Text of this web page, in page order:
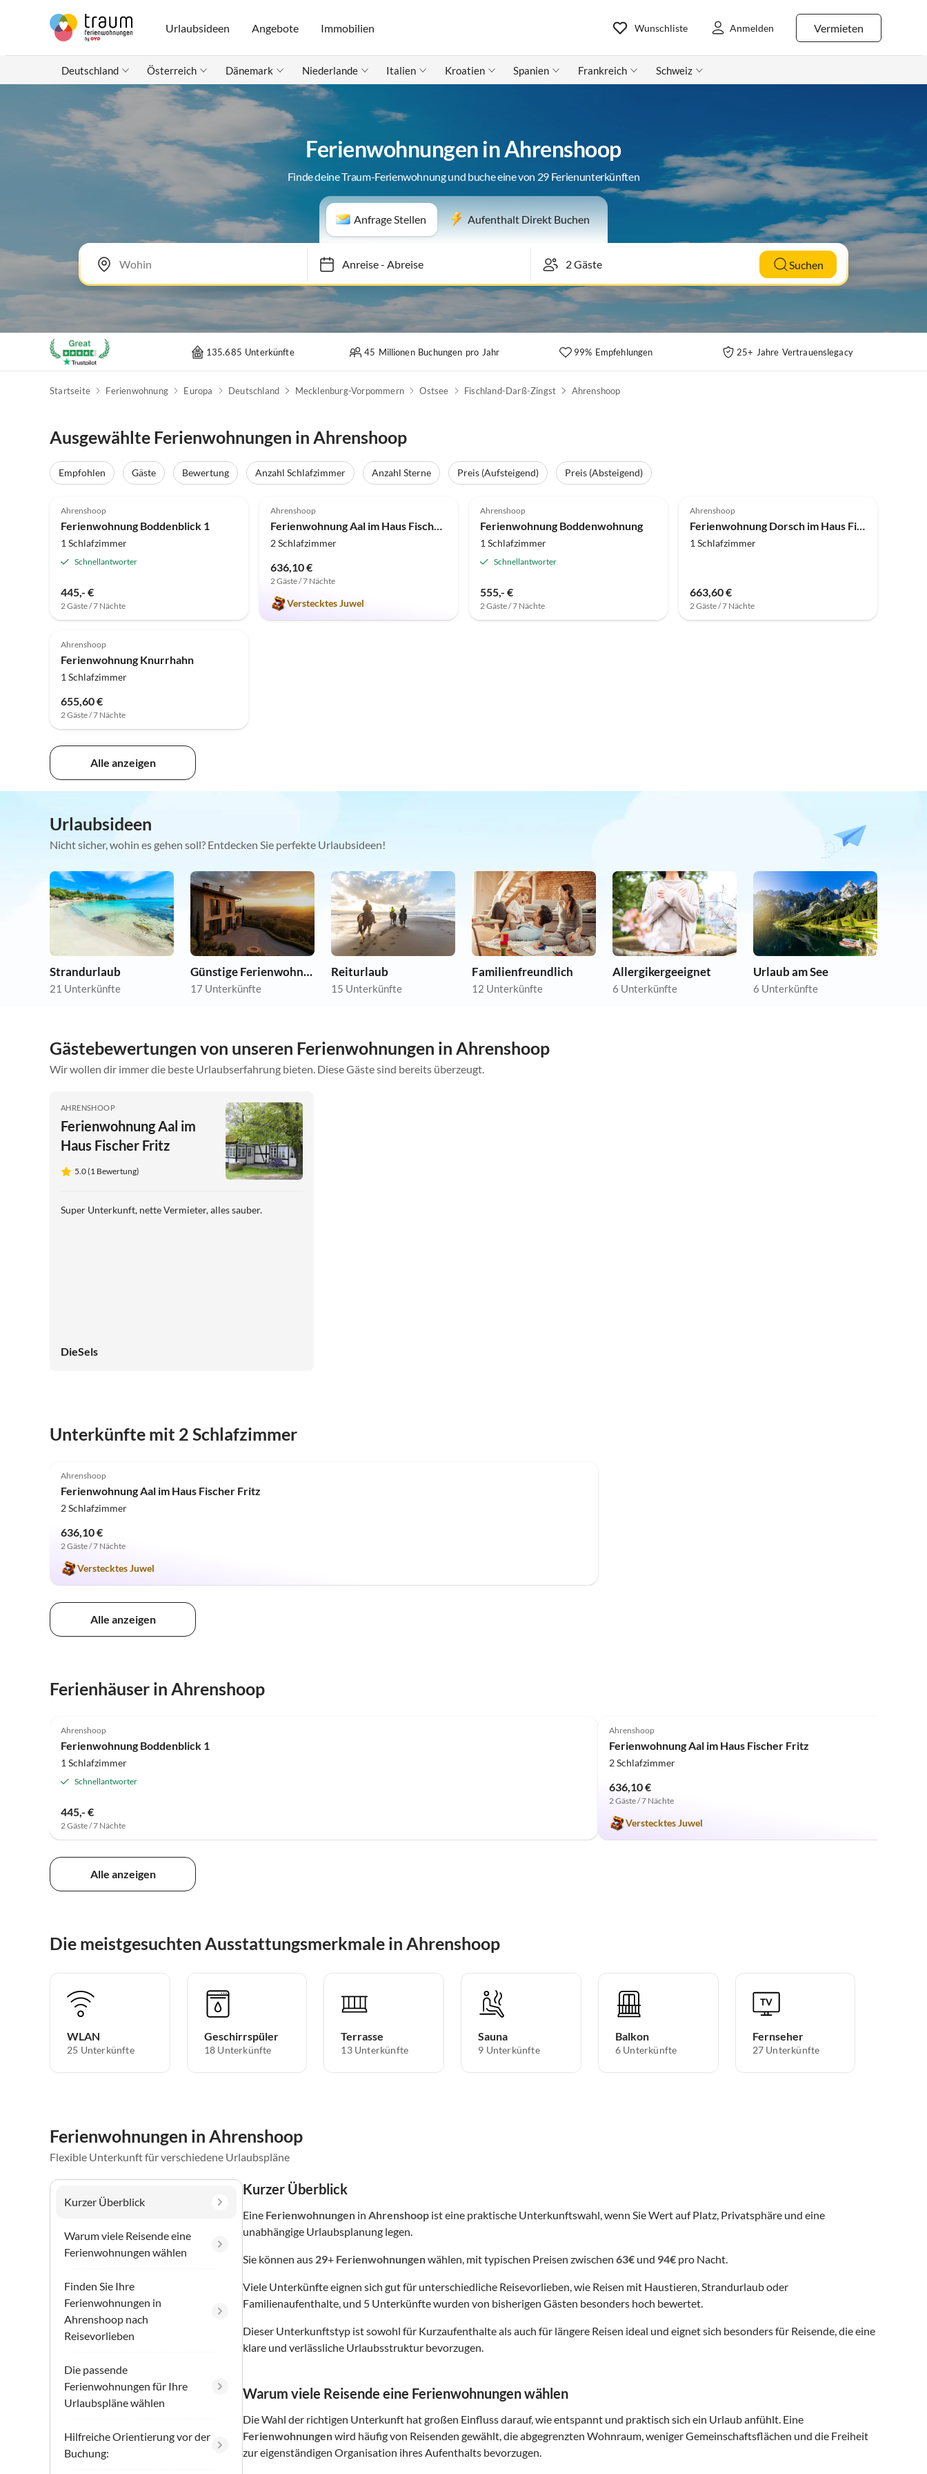
Urlaubsideen Angebote Immobilien Vermieten
Wunschliste Anmelden
Deutschland Österreich Dänemark Niederlande Italien Kroatien Spanien Frankreich Schweiz
Ferienwohnungen in Ahrenshoop
Finde deine Traum-Ferienwohnung und buche eine von 29 Ferienunterkünften
Anfrage Stellen Aufenthalt Direkt Buchen
Anreise-Abreise Suchen
135.685 Unterkünfte 45 Millionen Buchungen pro Jahr 99% Empfehlungen 25+ Jahre Vertrauenslegacy
Startseite Ferienwohnung Europa Deutschland Mecklenburg-Vorpommern Ostsee Fischland-Darß-Zingst Ahrenshoop
Ausgewählte Ferienwohnungen in Ahrenshoop
Empfohlen Gäste Bewertung Anzahl Schlafzimmer Anzahl Sterne Preis (Aufsteigend)
Preis (Absteigend)
Ahrenshoop
Ferienwohnung Boddenblick 1
1 Schlafzimmer
Schnellantworter
445,- €
2 Gäste / 7 Nächte
Ahrenshoop
Ferienwohnung Aal im Haus Fischer Fritz
2 Schlafzimmer
636,10 €
2 Gäste / 7 Nächte
Verstecktes Juwel
Ahrenshoop
Ferienwohnung Boddenwohnung
1 Schlafzimmer
Schnellantworter
555,- €
2 Gäste / 7 Nächte
Ahrenshoop
Ferienwohnung Dorsch im Haus Fischer Fritz
1 Schlafzimmer
663,60 €
2 Gäste / 7 Nächte
Ahrenshoop
Ferienwohnung Knurrhahn
1 Schlafzimmer
655,60 €
2 Gäste / 7 Nächte
Alle anzeigen
Urlaubsideen
Nicht sicher, wohin es gehen soll? Entdecken Sie perfekte Urlaubsideen!
Strandurlaub
21 Unterkünfte
Günstige Ferienwohnungen
17 Unterkünfte
Reiturlaub
15 Unterkünfte
Familienfreundlich
12 Unterkünfte
Allergikergeeignet
6 Unterkünfte
Urlaub am See
6 Unterkünfte
Gästebewertungen von unseren Ferienwohnungen in Ahrenshoop
Wir wollen dir immer die beste Urlaubserfahrung bieten. Diese Gäste sind bereits überzeugt.
AHRENSHOOP
Ferienwohnung Aal im
Haus Fischer Fritz
5.0 (1 Bewertung)
Super Unterkunft, nette Vermieter, alles sauber.
DieSels
Unterkünfte mit 2 Schlafzimmer
Ahrenshoop
Ferienwohnung Aal im Haus Fischer Fritz
2 Schlafzimmer
636,10 €
2 Gäste / 7 Nächte
Verstecktes Juwel
Alle anzeigen
Ferienhäuser in Ahrenshoop
Ahrenshoop
Ferienwohnung Boddenblick 1
1 Schlafzimmer
Schnellantworter
445,- €
2 Gäste / 7 Nächte
Ahrenshoop
Ferienwohnung Aal im Haus Fischer Fritz
2 Schlafzimmer
636,10 €
2 Gäste / 7 Nächte
Verstecktes Juwel
Alle anzeigen
Die meistgesuchten Ausstattungsmerkmale in Ahrenshoop
WLAN
25 Unterkünfte
Geschirrspüler
18 Unterkünfte
Terrasse
13 Unterkünfte
Sauna
9 Unterkünfte
Balkon
6 Unterkünfte
Fernseher
27 Unterkünfte
Ferienwohnungen in Ahrenshoop
Flexible Unterkunft für verschiedene Urlaubspläne
Kurzer Überblick
Warum viele Reisende eine
Ferienwohnungen wählen
Finden Sie Ihre
Ferienwohnungen in
Ahrenshoop nach
Reisevorlieben
Die passende
Ferienwohnungen für Ihre
Urlaubspläne wählen
Hilfreiche Orientierung vor der
Buchung:
Kurzer Überblick
Eine Ferienwohnungen in Ahrenshoop ist eine praktische Unterkunftswahl, wenn Sie Wert auf Platz, Privatsphäre und eine
unabhängige Urlaubsplanung legen.
Sie können aus 29+ Ferienwohnungenwählen, mit typischen Preisen zwischen 63€ und 94€ pro Nacht.
Viele Unterkünfte eignen sich gut für unterschiedliche Reisevorlieben, wie Reisen mit Haustieren, Strandurlaub oder
Familienaufenthalte, und 5 Unterkünfte wurden von bisherigen Gästen besonders hoch bewertet.
Dieser Unterkunftstyp ist sowohl für Kurzaufenthalte als auch für längere Reisen ideal und eignet sich besonders für Reisende, die eine
klare und verlässliche Urlaubsstruktur bevorzugen.
Warum viele Reisende eine Ferienwohnungen wählen
Die Wahl der richtigen Unterkunft hat großen Einfluss darauf, wie entspannt und praktisch sich ein Urlaub anfühlt. Eine
Ferienwohnungenwird häufig von Reisenden gewählt, die abgegrenzten Wohnraum, weniger Gemeinschaftsflächen und die Freiheit
zur eigenständigen Organisation ihres Aufenthalts bevorzugen.